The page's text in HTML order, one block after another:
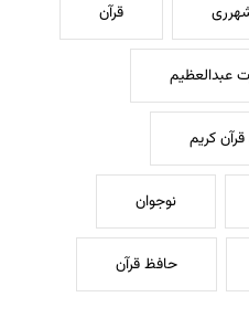
قرآن
عبدالعظیم
کریم
نوجوان
حافظ قرآن